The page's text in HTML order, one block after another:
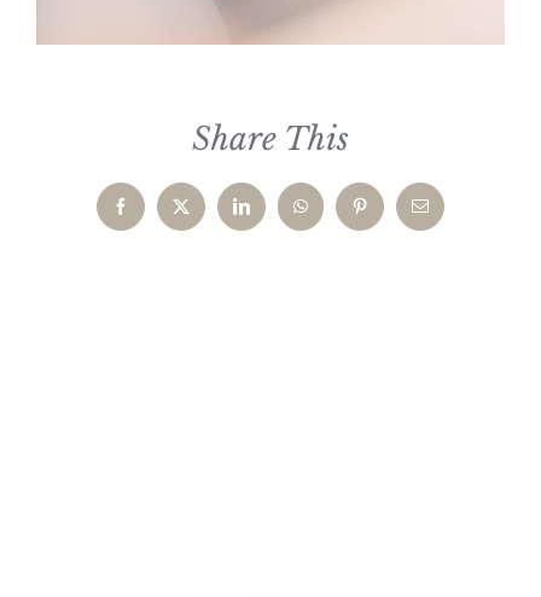
Share This
FacebookX LinkedInWhatsAppPinterestEmail